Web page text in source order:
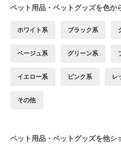
ペット用品・ペットグッズを色か
ホワイト系 ブラック系
ベージュ系 グリーン系
イエロー系 ピンク系 レ
その他
ペット用品・ペットグッズを他シ